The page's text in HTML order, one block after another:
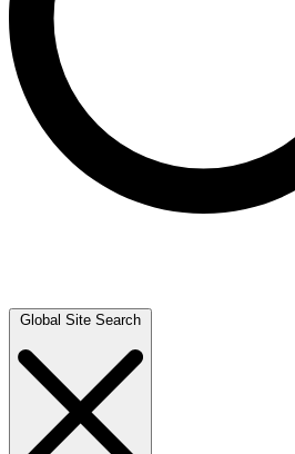
Global Site Search